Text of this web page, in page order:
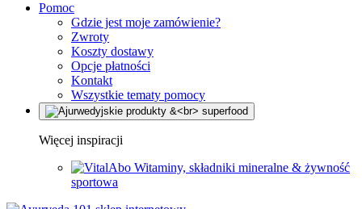
Pomoc
Gdzie jest moje zamówienie?
Zwroty
Koszty dostawy
Opcje płatności
Kontakt
Wszystkie tematy pomocy
Więcej inspiracji
Witaminy, składniki mineralne & żywność
sportowa